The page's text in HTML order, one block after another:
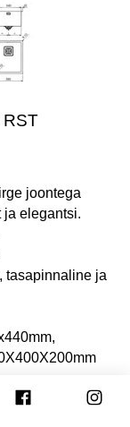
joontega
ja elegantsi.
tasapinnaline ja
RST